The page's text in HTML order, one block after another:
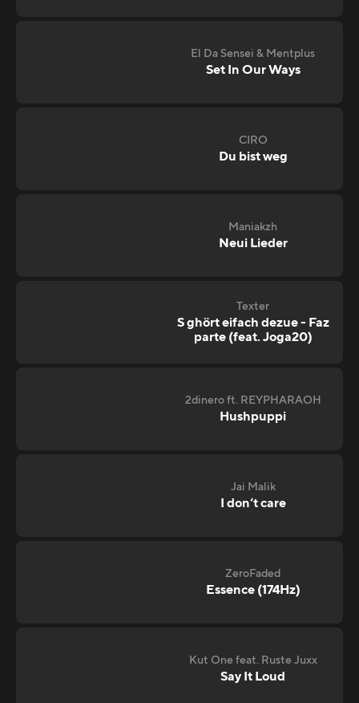
El Da Sensei & Mentplus
Set In Our Ways
CIRO
Du bist weg
Maniakzh
Neui Lieder
Texter
S ghört eifach dezue - Faz
parte (feat. Joga20)
2dinero ft. REYPHARAOH
Hushpuppi
Jai Malik
I don‘t care
ZeroFaded
Essence (174Hz)
Kut One feat. Ruste Juxx
Say It Loud